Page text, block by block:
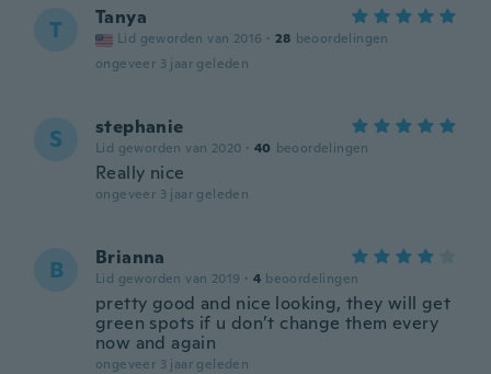
T Tanya
Lid geworden van 2016 · 28 beoordelingen
ongeveer 3 jaar geleden
S stephanie
Lid geworden van 2020 · 40 beoordelingen
Really nice
ongeveer 3 jaar geleden
B Brianna
Lid geworden van 2019 · 4 beoordelingen
pretty good and nice looking, they will get
green spots if u don’t change them every
now and again
ongeveer 3 jaar geleden